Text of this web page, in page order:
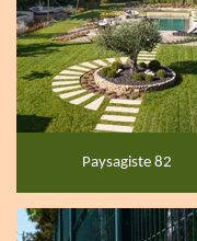
Paysagiste 82